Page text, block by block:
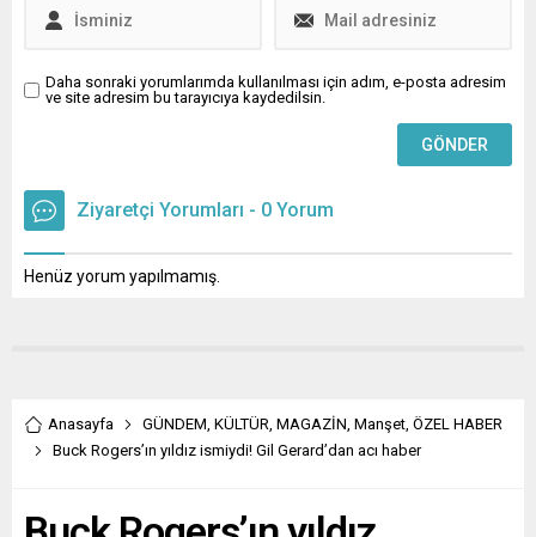
Daha sonraki yorumlarımda kullanılması için adım, e-posta adresim
ve site adresim bu tarayıcıya kaydedilsin.
Ziyaretçi Yorumları - 0 Yorum
Henüz yorum yapılmamış.
Anasayfa GÜNDEM, KÜLTÜR, MAGAZİN, Manşet, ÖZEL HABER
Buck Rogers’ın yıldız ismiydi! Gil Gerard’dan acı haber